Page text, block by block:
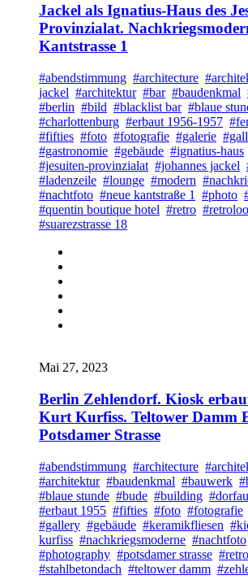
Jackel als Ignatius-Haus des
Provinzialat.
Kantstrasse 1
#abendstimmung #architecture
jackel #architektur #bar #baudenkmal
#berlin #bild #blacklist bar #blaue
#charlottenburg #erbaut 1956-1957
#fifties #foto #fotografie #galerie
#gastronomie #gebäude #ignatius-haus
#jesuiten-provinzialat #johannes jackel
#ladenzeile #lounge #modern
#nachtfoto #neue kantstraße 1 #photo
#quentin boutique hotel #retro
#suarezstrasse 18
Mai 27, 2023
Berlin Zehlendorf. Kiosk
Kurt Kurfiss. Teltower Damm
Potsdamer Strasse
#abendstimmung #architecture
#architektur #baudenkmal #bauwerk
#blaue stunde #bude #building
#erbaut 1955 #fifties #foto #fotografie
#gallery #gebäude #keramikfliesen
kurfiss #nachkriegsmoderne #nachtfoto
#photography #potsdamer strasse
#stahlbetondach #teltower damm